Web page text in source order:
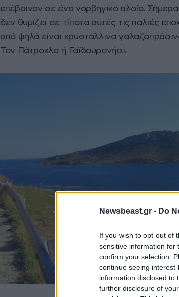
Newsbeast.gr - Do
If you wish to opt-out of
sensitive information for
confirm your selection.
continue seeing
information disclosed to
further disclosure of
επέβαιναν σε ένα νορβηγικό πλοίο.
δεν θυμίζει σε τίποτα αυτές τις παλιές
από ψηλά είναι κρυστάλλινα
Τον Πάτροκλο ή Γαϊδουρονήσι.